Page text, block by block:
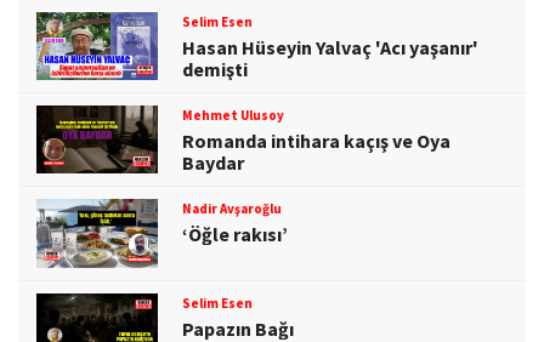
Selim Esen
Hasan Hüseyin Yalvaç 'Acı yaşanır'
demişti
Mehmet Ulusoy
Romanda intihara kaçış ve Oya
Baydar
Nadir Avşaroğlu
‘Öğle rakısı’
Selim Esen
Papazın Bağı